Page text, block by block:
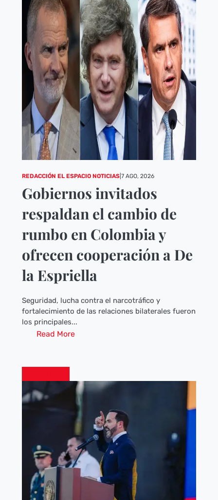
REDACCIÓN EL ESPACIO NOTICIAS| 7 AGO, 2026
Gobiernos invitados
respaldan el cambio de
rumbo en Colombia y
ofrecen cooperación a De
la Espriella
Seguridad, lucha contra el narcotráfico y
fortalecimiento de las relaciones bilaterales fueron
los principales...
Read More